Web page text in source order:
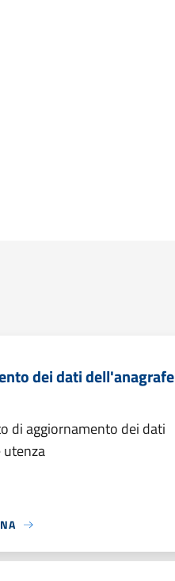
dei dati dell'anagrafe
di aggiornamento dei dati
utenza